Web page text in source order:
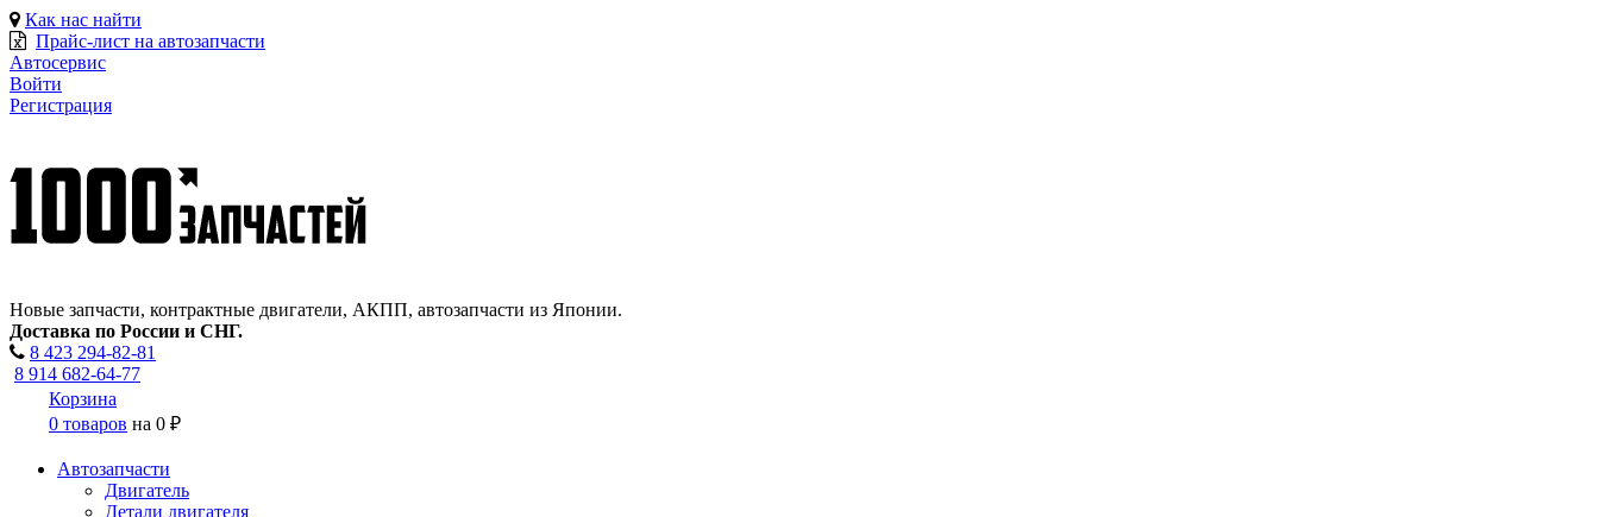
Как нас найти
Прайс-лист на автозапчасти
Автосервис
Войти
Регистрация
Новые запчасти, контрактные двигатели, АКПП, автозапчасти из Японии.
Доставка по России и СНГ.
8 423 294-82-81
8 914 682-64-77
Корзина
0 товаров на 0 ₽
Автозапчасти
Двигатель
Детали двигателя